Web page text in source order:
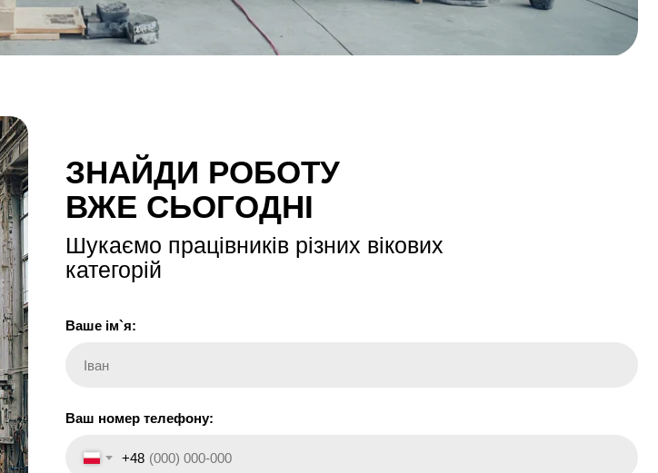
Ваше ім`я:
Іван
Ваш номер телефону:
+48
Шукаємо працівників різних вікових
категорій
ЗНАЙДИ РОБОТУ
ВЖЕ СЬОГОДНІ